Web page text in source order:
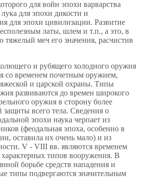
для войн эпохи варварства
для эпохи дикости и
для эпохи цивилизации. Развитие
латы, шлем и т.п., а это, в
меч его значения, расчистив
и рубящего холодного оружия
со временем почетным оружием,
и царской охраны. Типы
развиваются до времен широкого
оружия в сторону более
всего тела. Сведения о
эпохи наука черпает из
(феодальная эпоха, особенно в
оставила их очень мало) и из
V - VIII вв. являются временем
типов вооружения. В
борьбе средств нападения и
типы подвергаются значительным